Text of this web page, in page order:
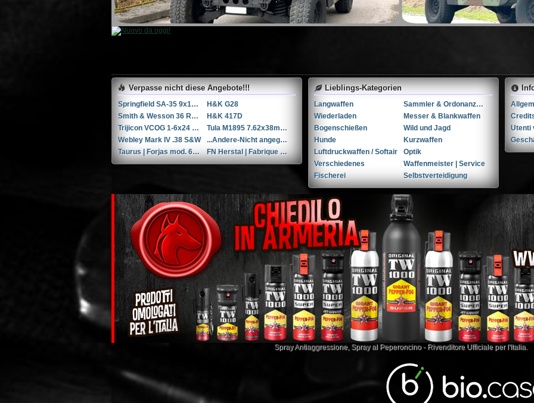
Verpasse nicht diese Angebote!!!
Springfield SA-35 9x19mm Parabellum/Luger/NATO
H&K G28
Smith & Wesson 36 RB .38 Spl.
H&K 417D
Trijicon VCOG 1-6x24 LED-Zielfernrohr mit Absehen für .223 Remington / 77 gr.
Tula M1895 7.62x38mmR / 7.62x38mm Nagant
Webley Mark IV .38 S&W
...Andere-Nicht angegeben W+F Raketenpistole 1917/1934 kal. 34mm ...Andere/Nicht angegeben
Taurus | Forjas mod. 66 6'' .357 Magnum / 9x31mmR /.353 Casull
FN Herstal | Fabrique Nationale 1910 + holster & 3 mags. .32 ACP / 7.65x17mm Browning SR
Lieblings-Kategorien
Langwaffen
Sammler & Ordonanzwaffen
Wiederladen
Messer & Blankwaffen
Bogenschießen
Wild und Jagd
Hunde
Kurzwaffen
Luftdruckwaffen / Softair
Optik
Verschiedenes
Waffenmeister | Service
Fischerei
Selbstverteidigung
Spray Antiaggressione, Spray al Peperoncino- Rivenditore Ufficiale per l'Italia.